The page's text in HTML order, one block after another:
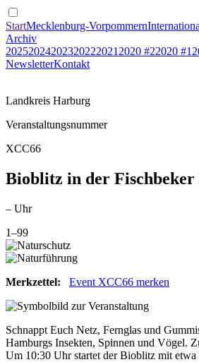
StartMecklenburg-Vorpommern
Archiv
20252024202320222021 2020 #22020 #1
NewsletterKontakt
Landkreis Harburg
Veranstaltungsnummer
XCC66
Bioblitz in der Fischbeker
– Uhr
1–99
Merkzettel: Event XCC66 merken
Schnappt Euch Netz, Fernglas und
Hamburgs Insekten, Spinnen und Vögel.
Um 10:30 Uhr startet der Bioblitz mit etwa